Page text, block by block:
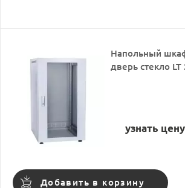
Напольный
дверь стекло
узнать цену
Добавить в корзину